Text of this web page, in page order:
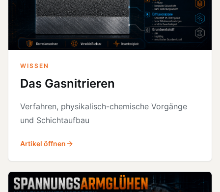
WISSEN
Das Gasnitrieren
Verfahren, physikalisch-chemische Vorgänge
und Schichtaufbau
Artikel öffnen